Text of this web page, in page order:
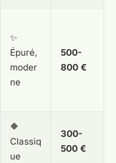
✨
Épuré,
moder
ne
500-
800 €
🔶
Classiq
ue
300-
500 €